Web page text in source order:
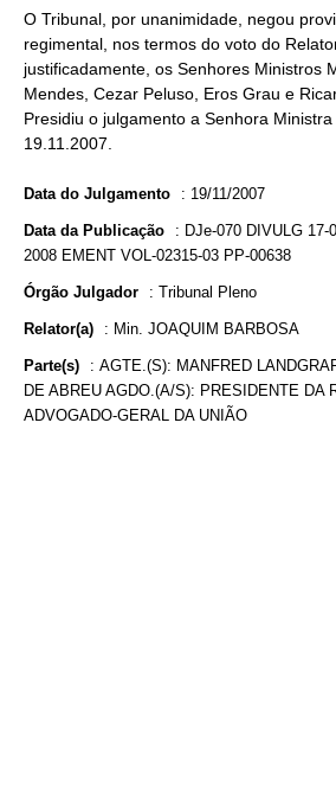
O Tribunal, por unanimidade, negou
regimental, nos termos do voto do
justificadamente, os Senhores Ministros
Mendes, Cezar Peluso, Eros Grau e
Presidiu o julgamento a Senhora
19.11.2007.
Data do Julgamento : 19/11/2007
Data da Publicação : DJe-070 DIVULG 17-
2008 EMENT VOL-02315-03 PP-00638
Órgão Julgador : Tribunal Pleno
Relator(a) : Min. JOAQUIM BARBOSA
Parte(s) : AGTE.(S): MANFRED
DE ABREU AGDO.(A/S): PRESIDENTE DA
ADVOGADO-GERAL DA UNIÃO